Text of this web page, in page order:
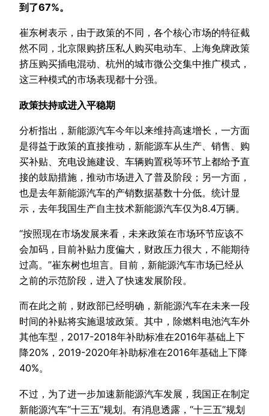
到了67%。
崔东树表示，由于政策的不同，各个核心市场的特征截
然不同，北京限购挤压私人购买电动车、上海免牌政策
挤压购买插电混动、杭州的城市微公交集中推广模式，
这三种模式的市场表现都十分强。
政策扶持或进入平稳期
分析指出，新能源汽车今年以来维持高速增长，一方面
是得益于政策的直接推动，新能源车从生产、销售、购
买补贴、充电设施建设、车辆购置税等环节上都给予直
接的鼓励措施，推动市场进入了普及阶段；另一方面，
也是去年新能源汽车的产销数据基数十分低。统计显
示，去年我国生产自主技术新能源汽车仅为8.4万辆。
“按照现在市场发展来看，未来政策在市场环节应该不
会加码，目前补贴力度偏大，财政压力很大，不能期待
过高。”崔东树也坦言。目前，新能源汽车市场已经从
之前的示范阶段，进入了快速发展阶段。
而在此之前，财政部已经明确，新能源汽车在未来一段
时间的补贴将实施退坡政策。其中，除燃料电池汽车外
其他车型，2017-2018年补助标准在2016年基础上下
降20%，2019-2020年补助标准在2016年基础上下降
40%。
不过，为了进一步加速新能源汽车发展，我国正在制定
新能源汽车“十三五”规划。有消息透露，“十三五”规划